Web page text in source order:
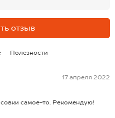
отзыв
Полезности
17 апреля 2022
самое-то. Рекомендую!